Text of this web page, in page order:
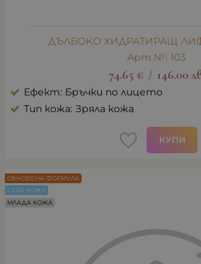
ДЪЛБОКО ХИДРАТИРАЩ
Арт.№: 103
74.65 € / 146.00
Ефект: Бръчки по лицето
Тип кожа: Зряла кожа
КУПИ
ОБНОВЕНА ФОРМУЛА
СУХА КОЖА
МЛАДА КОЖА